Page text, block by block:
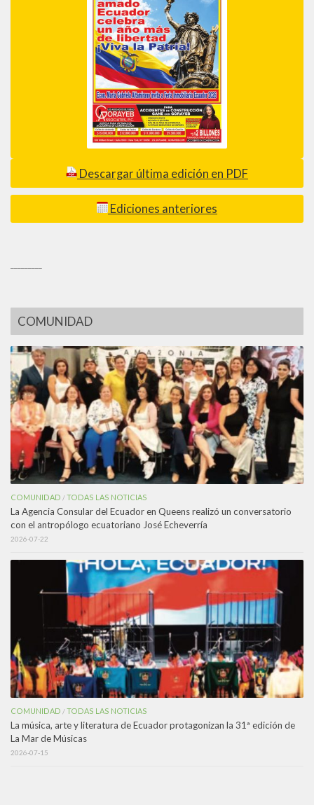
Descargar última edición en PDF
Ediciones anteriores
COMUNIDAD
COMUNIDAD /TODAS LAS NOTICIAS
La Agencia Consular del Ecuador en Queens realizó un conversatorio
con el antropólogo ecuatoriano José Echeverría
2026-07-22
COMUNIDAD /TODAS LAS NOTICIAS
La música, arte y literatura de Ecuador protagonizan la 31ª edición de
La Mar de Músicas
2026-07-15